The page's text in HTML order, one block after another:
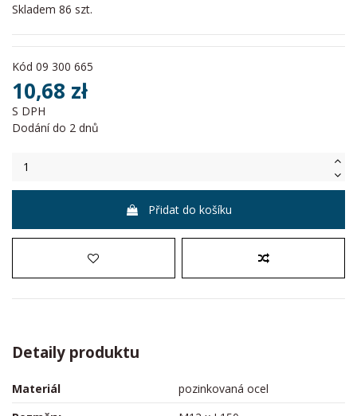
Skladem 86 szt.
Kód 09 300 665
10,68 zł
S DPH
Dodání do 2 dnů
Přidat do košíku
Detaily produktu
Materiál
pozinkovaná ocel